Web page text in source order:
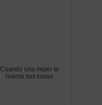
Cuando una mujer te
cuenta sus cosas